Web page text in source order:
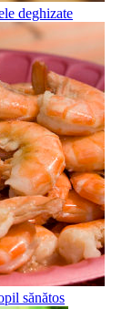
deghizate
sănătos